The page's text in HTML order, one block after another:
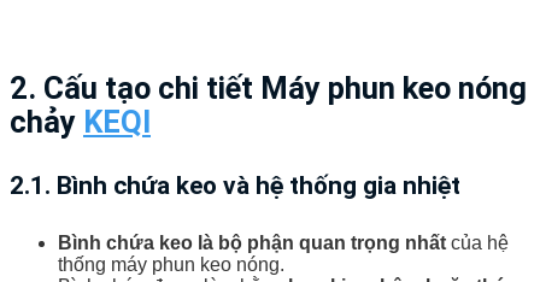
2. Cấu tạo chi tiết Máy phun keo nóng
chảy KEQI
2.1. Bình chứa keo và hệ thống gia nhiệt
Bình chứa keo là bộ phận quan trọng nhất của hệ
thống máy phun keo nóng.